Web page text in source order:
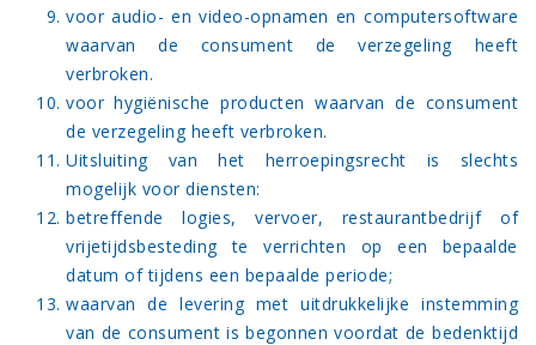
voor audio- en video-opnamen en computersoftware
waarvan de consument de verzegeling heeft
verbroken.
voor hygiënische producten waarvan de consument
de verzegeling heeft verbroken.
Uitsluiting van het herroepingsrecht is slechts
mogelijk voor diensten:
betreffende logies, vervoer, restaurantbedrijf of
vrijetijdsbesteding te verrichten op een bepaalde
datum of tijdens een bepaalde periode;
waarvan de levering met uitdrukkelijke instemming
van de consument is begonnen voordat de bedenktijd